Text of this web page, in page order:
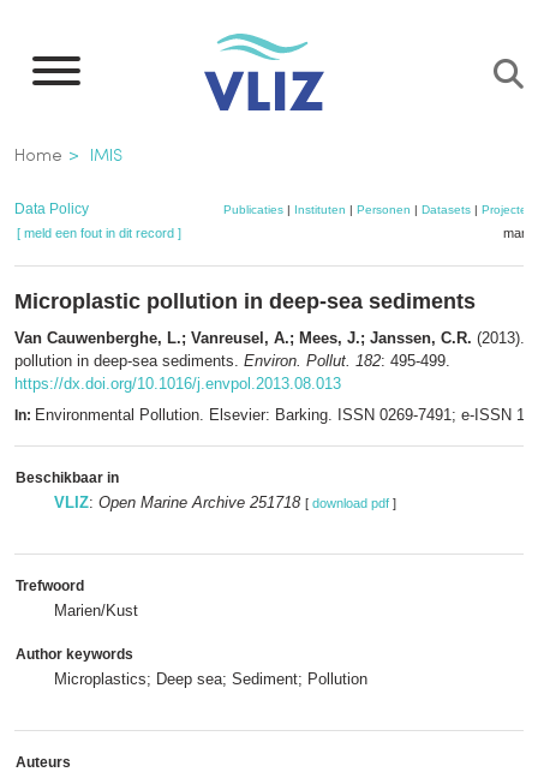
naar
inhoud
gaan
Kruimelpad
Home IMIS
Data Policy Publicaties| Instituten | Personen | Datasets| Projecten
[ meld een fout in dit record ]
Microplastic pollution in deep-sea sediments
Van Cauwenberghe, L.; Vanreusel, A.; Mees, J.; Janssen, C.R. (2013).
pollution in deep-sea sediments. Environ. Pollut. 182: 495-499.
https://dx.doi.org/10.1016/j.envpol.2013.08.013
In: Environmental Pollution. Elsevier: Barking. ISSN 0269-7491; e-ISSN
Beschikbaar in
VLIZ: Open Marine Archive 251718 [ download pdf ]
Trefwoord
Marien/Kust
Author keywords
Microplastics; Deep sea; Sediment; Pollution
Auteurs